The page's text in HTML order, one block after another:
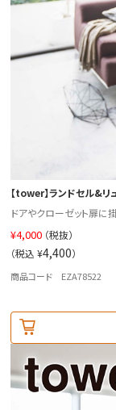
【tower】ランドセル&リ
ドアやクローゼット扉
¥4,000 （税抜）
（税込 ¥4,400）
商品コード EZA78522